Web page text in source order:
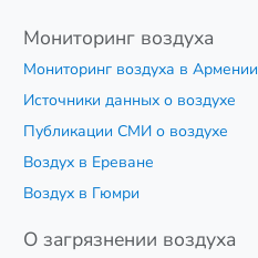
Мониторинг воздуха
Мониторинг воздуха в Армении
Источники данных о воздухе
Публикации СМИ о воздухе
Воздух в Ереване
Воздух в Гюмри
О загрязнении воздуха